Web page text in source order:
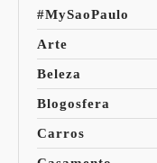
#MySaoPaulo
Arte
Beleza
Blogosfera
Carros